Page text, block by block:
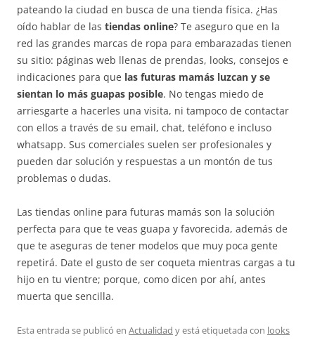
pateando la ciudad en busca de una tienda física. ¿Has
oído hablar de las tiendas online? Te aseguro que en la
red las grandes marcas de ropa para embarazadas tienen
su sitio: páginas web llenas de prendas, looks, consejos e
indicaciones para que las futuras mamás luzcan y se
sientan lo más guapas posible. No tengas miedo de
arriesgarte a hacerles una visita, ni tampoco de contactar
con ellos a través de su email, chat, teléfono e incluso
whatsapp. Sus comerciales suelen ser profesionales y
pueden dar solución y respuestas a un montón de tus
problemas o dudas.
Las tiendas online para futuras mamás son la solución
perfecta para que te veas guapa y favorecida, además de
que te aseguras de tener modelos que muy poca gente
repetirá. Date el gusto de ser coqueta mientras cargas a tu
hijo en tu vientre; porque, como dicen por ahí, antes
muerta que sencilla.
Esta entrada se publicó en Actualidad y está etiquetada con looks